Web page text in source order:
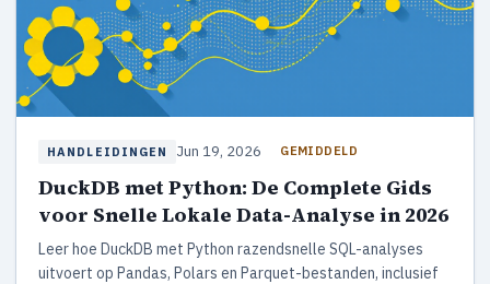
HANDLEIDINGEN Jun 19, 2026 GEMIDDELD
DuckDB met Python: De Complete Gids
voor Snelle Lokale Data-Analyse in 2026
Leer hoe DuckDB met Python razendsnelle SQL-analyses
uitvoert op Pandas, Polars en Parquet-bestanden, inclusief